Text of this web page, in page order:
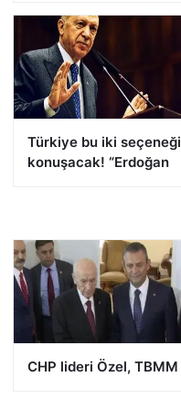
Türkiye bu iki seçeneği
konuşacak! “Erdoğan
CHP lideri Özel, TBMM